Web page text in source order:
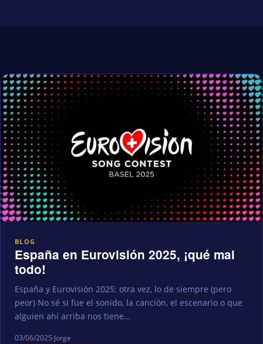
BLOG
España en Eurovisión 2025, ¡qué mal
todo!
España y Eurovisión 2025: otra vez, lo de siempre (pero
peor) No sé si fue el sonido, la canción, el escenario o que
alguien ahí arriba nos tiene…
03/06/2025·Jorge